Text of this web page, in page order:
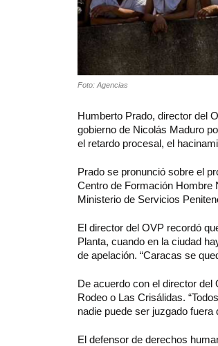
Foto: Agencias
Humberto Prado, director del
gobierno de Nicolás Maduro
el retardo procesal, el
Prado se pronunció sobre el
Centro de Formación Hombre
Ministerio de Servicios
El director del OVP recordó
Planta, cuando en la ciudad
de apelación. “Caracas se
De acuerdo con el director del
Rodeo o Las Crisálidas.
nadie puede ser juzgado fuera
El defensor de derechos